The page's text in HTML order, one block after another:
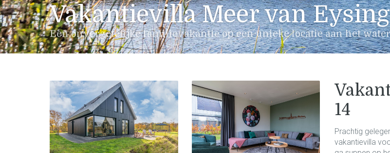
Vakantievilla Meer van
Een onvergetelijke familievakantie op een unieke locatie aan het
14
Prachtig
vakantievilla